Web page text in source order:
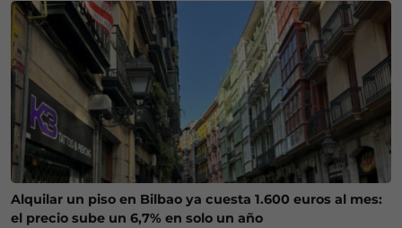
Alquilar un piso en Bilbao ya cuesta 1.600 euros al mes:
el precio sube un 6,7% en solo un año